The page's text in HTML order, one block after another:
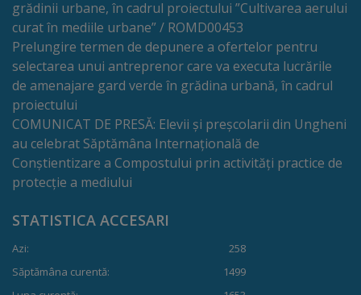
funcționare
Integritate
și
calitate
Consiliul
Municipal
Secretar
Consilieri
grădinii urbane, în cadrul proiectului ”Cultivarea aerului
curat în mediile urbane” / ROMD00453
Prelungire termen de depunere a ofertelor pentru
selectarea unui antreprenor care va executa lucrările
de amenajare gard verde în grădina urbană, în cadrul
proiectului
COMUNICAT DE PRESĂ: Elevii și preșcolarii din Ungheni
au celebrat Săptămâna Internațională de
Conștientizare a Compostului prin activități practice de
protecție a mediului
STATISTICA ACCESARI
Azi:
258
Săptămâna curentă:
1499